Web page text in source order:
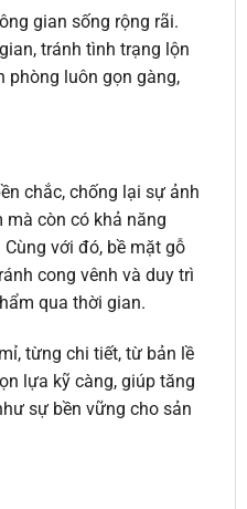
gian sống rộng rãi.
tránh tình trạng lộn
phòng luôn gọn gàng,
chắc, chống lại sự ảnh
còn có khả năng
với đó, bề mặt gỗ
cong vênh và duy trì
qua thời gian.
từng chi tiết, từ bản lề
lựa kỹ càng, giúp tăng
sự bền vững cho sản